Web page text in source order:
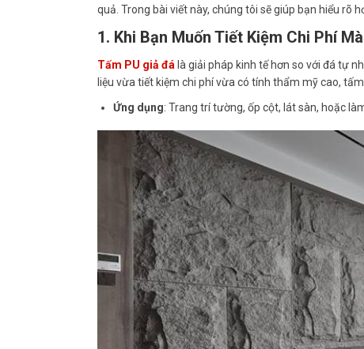
quả. Trong bài viết này, chúng tôi sẽ giúp bạn hiểu rõ
1. Khi Bạn Muốn Tiết Kiệm Chi Phí
Tấm PU giả đá là giải pháp kinh tế hơn so với đá tự
liệu vừa tiết kiệm chi phí vừa có tính thẩm mỹ cao,
Ứng dụng: Trang trí tường, ốp cột, lát sàn, hoặc